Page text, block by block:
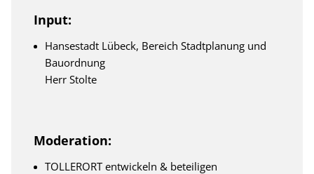
Input:
Hansestadt Lübeck, Bereich Stadtplanung und
Bauordnung
Herr Stolte
Moderation:
TOLLERORT entwickeln & beteiligen